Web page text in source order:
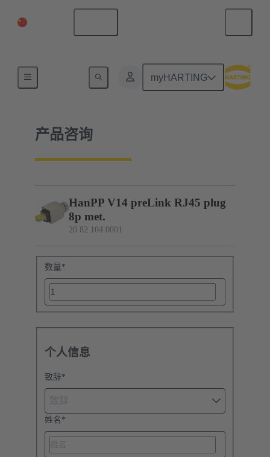
myHARTING
20 82 104 0001
产品咨询
HanPP V14 preLink RJ45 plug
8p met.
20 82 104 0001
数量*
个人信息
致辞*
姓名 *